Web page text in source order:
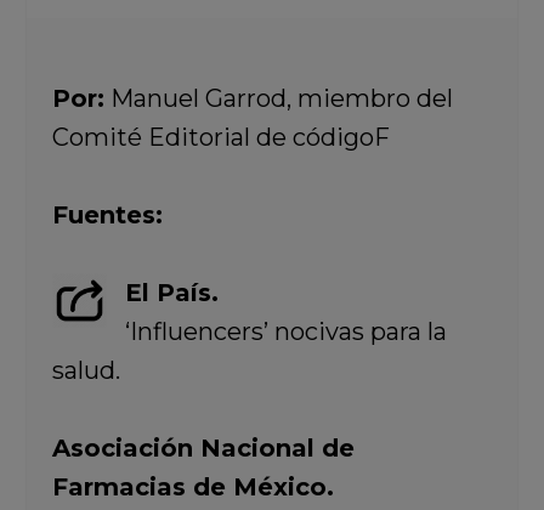
Por: Manuel Garrod, miembro del
Comité Editorial de códigoF
Fuentes:
El País.
‘Influencers’ nocivas para la
salud.
Asociación Nacional de
Farmacias de México.